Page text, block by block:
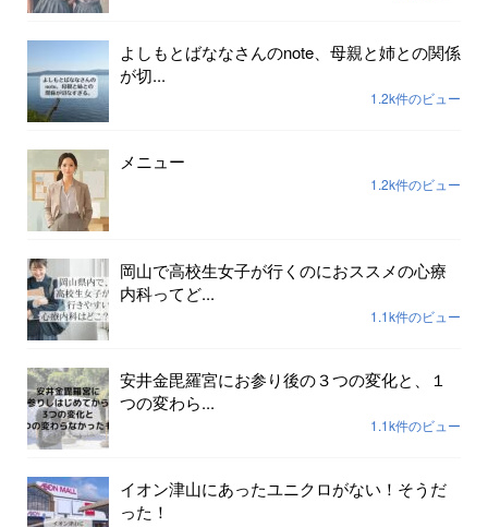
よしもとばななさんのnote、母親と姉との関係
が切...
1.2k件のビュー
メニュー
1.2k件のビュー
岡山で高校生女子が行くのにおススメの心療
内科ってど...
1.1k件のビュー
安井金毘羅宮にお参り後の３つの変化と、１
つの変わら...
1.1k件のビュー
イオン津山にあったユニクロがない！そうだ
った！